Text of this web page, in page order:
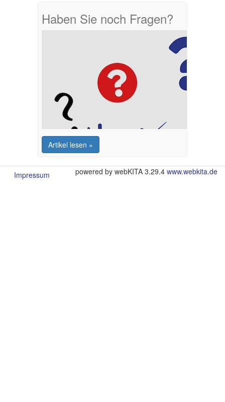
Haben Sie noch Fragen?
Artikel lesen »
Impressum powered by webKITA 3.29.4 www.webkita.de